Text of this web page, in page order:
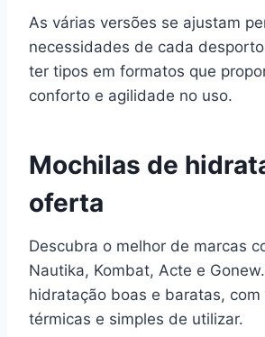
As várias versões se ajustam
necessidades de cada
ter tipos em formatos que
conforto e agilidade no uso.
Mochilas de
oferta
Descubra o melhor de marcas
Nautika, Kombat, Acte e
hidratação boas e baratas,
térmicas e simples de utilizar.